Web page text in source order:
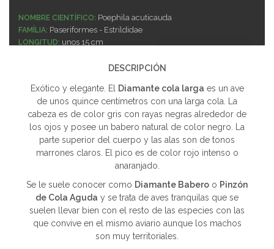
NOMBRE CIENTÍFICO: Poephila acuticauda
FAMÍLIA: Paseriformes - Estrildidae
LONGITUD: unos 15 cm
NOTAS:También llamado Diamante de barbero de cola larga.
DESCRIPCIÓN
Exótico y elegante. El Diamante cola larga es un ave
de unos quince centímetros con una larga cola. La
cabeza es de color gris con rayas negras alrededor de
los ojos y posee un babero natural de color negro. La
parte superior del cuerpo y las alas son de tonos
marrones claros. El pico es de color rojo intenso o
anaranjado.
Se le suele conocer como Diamante Babero o Pinzón
de Cola Aguda y se trata de aves tranquilas que se
suelen llevar bien con el resto de las especies con las
que convive en el mismo aviario aunque los machos
son muy territoriales.